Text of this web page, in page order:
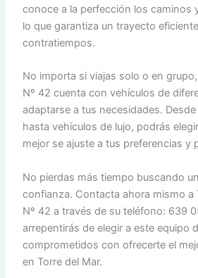
conoce a la perfección los caminos
lo que garantiza un trayecto
contratiempos.
No importa si viajas solo o en
Nº 42 cuenta con vehículos de
adaptarse a tus necesidades.
hasta vehículos de lujo, podrás
mejor se ajuste a tus preferencias y
No pierdas más tiempo buscando
confianza. Contacta ahora mismo a
Nº 42 a través de su teléfono: 639
arrepentirás de elegir a este equipo
comprometidos con ofrecerte el
en Torre del Mar.